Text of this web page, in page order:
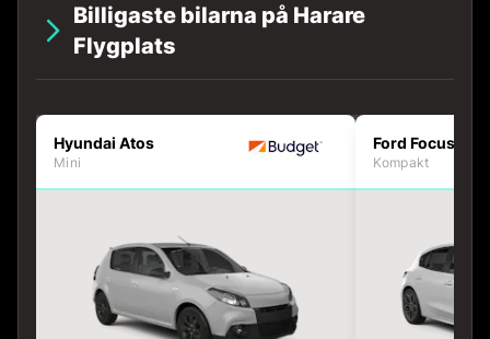
Billigaste bilarna på Harare
Flygplats
Hyundai Atos
Mini
Ford Focus
Kompakt